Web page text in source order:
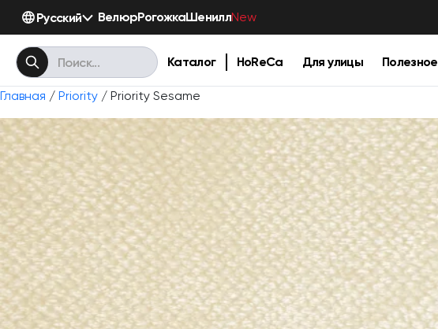
Русский ВелюрРогожкаШениллNew
Каталог HoReCa Для улицы Полезное
Главная / Priority / Priority Sesame